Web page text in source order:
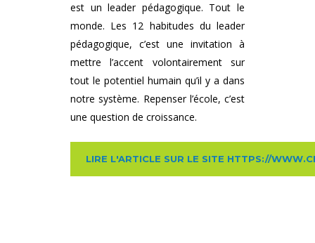
est un leader pédagogique. Tout le
monde. Les 12 habitudes du leader
pédagogique, c’est une invitation à
mettre l’accent volontairement sur
tout le potentiel humain qu’il y a dans
notre système. Repenser l’école, c’est
une question de croissance.
LIRE L'ARTICLE SUR LE SITE HTTPS://